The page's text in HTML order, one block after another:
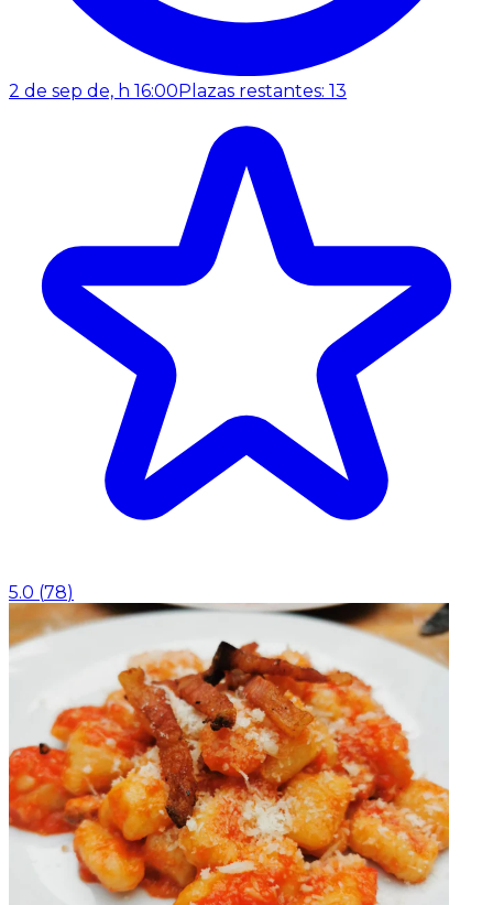
2 de sep de, h 16:00Plazas restantes: 13
5.0 (78)